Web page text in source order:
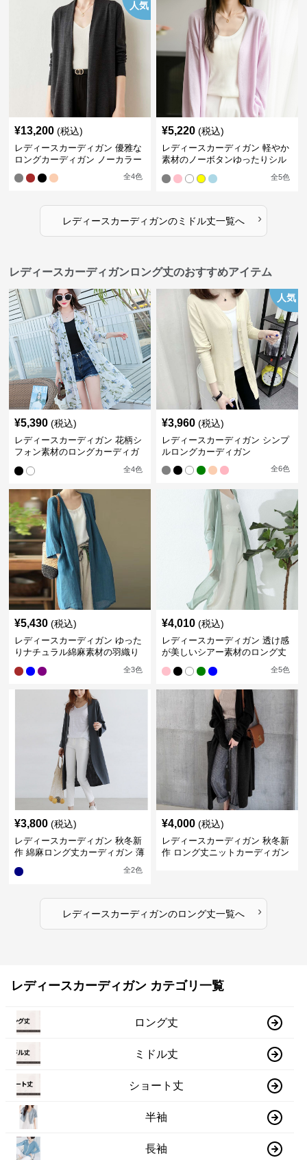
人気
¥13,200 (税込)
レディースカーディガン 優雅な
ロングカーディガン ノーカラー
全4色
¥5,220 (税込)
レディースカーディガン 軽やか
素材のノーボタンゆったりシル
全5色
レディースカーディガンのミドル丈一覧へ ›
レディースカーディガンロング丈のおすすめアイテム
¥5,390 (税込)
レディースカーディガン 花柄シ
フォン素材のロングカーディガ
全4色
人気
¥3,960 (税込)
レディースカーディガン シンプ
ルロングカーディガン
全6色
¥5,430 (税込)
レディースカーディガン ゆった
りナチュラル綿麻素材の羽織り
全3色
¥4,010 (税込)
レディースカーディガン 透け感
が美しいシアー素材のロング丈
全5色
¥3,800 (税込)
レディースカーディガン 秋冬新
作 綿麻ロング丈カーディガン 薄
全2色
¥4,000 (税込)
レディースカーディガン 秋冬新
作 ロング丈ニットカーディガン
レディースカーディガンのロング丈一覧へ ›
レディースカーディガン カテゴリ一覧
ロング丈
ミドル丈
ショート丈
半袖
長袖